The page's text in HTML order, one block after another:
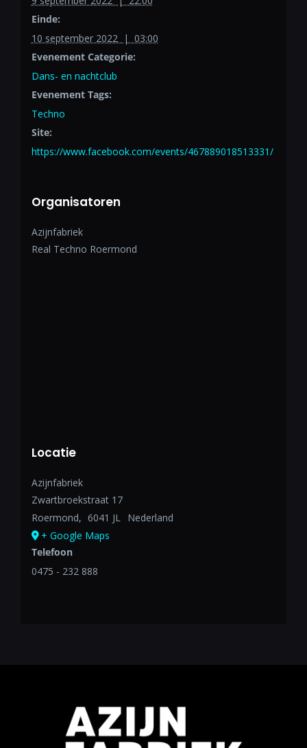
Einde:
10 september 2022 | 03:00
Evenement Categorie:
Dans- en nachtclub
Evenement Tags:
Techno
Site:
https://www.facebook.com/events/467889018513331/
Organisatoren
Azijnfabriek
Real Techno Roermond
Locatie
Azijnfabriek
Zwartbroekstraat 17
Roermond, 6041 JL
Nederland
+ Google Maps
Telefoon
0475 - 232 888